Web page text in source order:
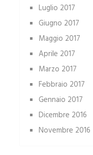
Luglio 2017
Giugno 2017
Maggio 2017
Aprile 2017
Marzo 2017
Febbraio 2017
Gennaio 2017
Dicembre 2016
Novembre 2016